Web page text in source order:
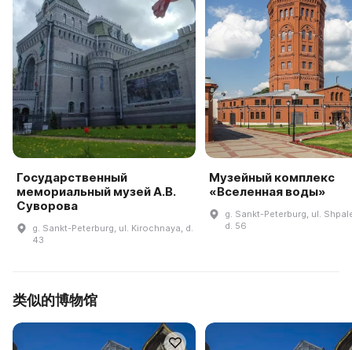
Государственный
мемориальный музей А.В.
Суворова
g. Sankt-Peterburg, ul. Kirochnaya, d.
43
Музейный комплекс
«Вселенная воды»
g. Sankt-Peterburg, ul.
d. 56
类似的博物馆